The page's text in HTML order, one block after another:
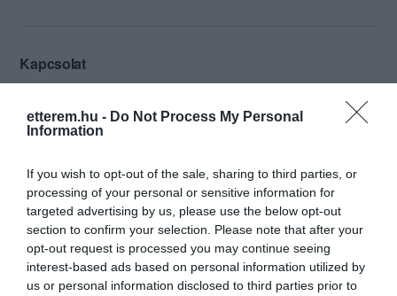
etterem.hu - Do Not Process My Personal
Information
If you wish to opt-out of the sale, sharing to third parties, or
processing of your personal or sensitive information for
targeted advertising by us, please use the below opt-out
section to confirm your selection. Please note that after your
opt-out request is processed you may continue seeing
interest-based ads based on personal information utilized by
us or personal information disclosed to third parties prior to
rendezvények lebonyolítását is vállaljuk.
tervben vannak.
„zöld szívében”. Kínálunk menüs és a’
la carte-os étkezést is, az üdülő
vendégeinknek és a betérő
vendégeknek egyaránt.
Májustól szeptemberig várjuk Önöket,
rendezvényeket ezen nyitva tartáson
kívül is vállalunk.
Kapcsolat
+36 20 262 8515
http://www.vsliget.hu/